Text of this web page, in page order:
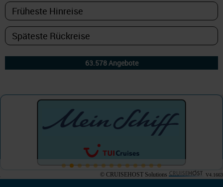
© CRUISEHOST Solutions V4.1663